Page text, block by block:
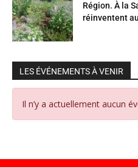
Région. À la
réinventent
LES ÉVÉNEMENTS À VENIR
Il n’y a actuellement aucun